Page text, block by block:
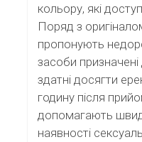
кольору, які
Поряд з
пропонують
засоби призначені
здатні досягти
годину після
допомагають
наявності